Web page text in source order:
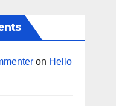
on Hello